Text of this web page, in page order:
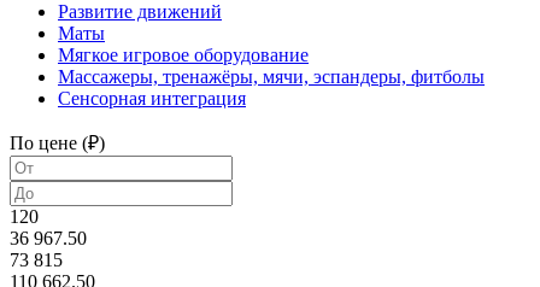
Развитие движений
Маты
Мягкое игровое оборудование
Массажеры, тренажёры, мячи, эспандеры, фитболы
Сенсорная интеграция
По цене (₽)
120
36 967.50
73 815
110 662.50